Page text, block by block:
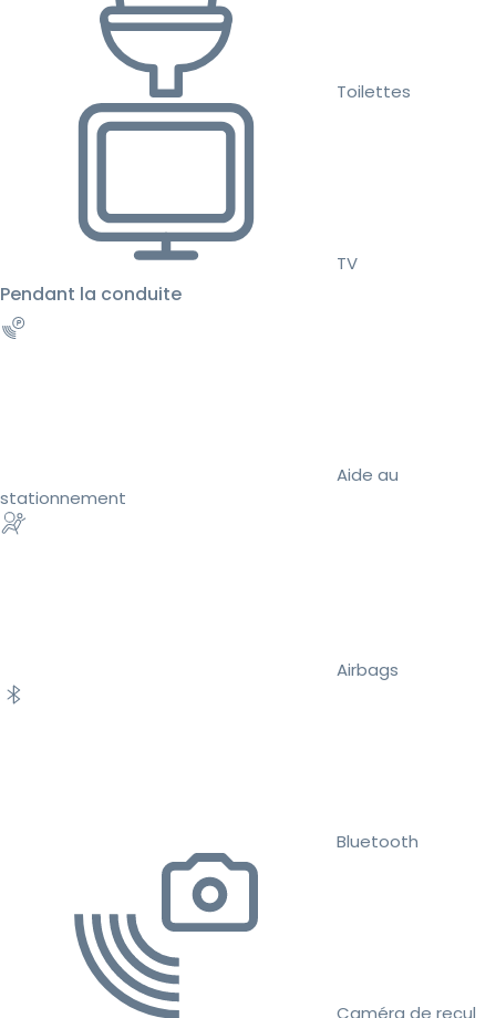
Toilettes
TV
Pendant la conduite
Aide au
stationnement
Airbags
Bluetooth
Caméra de recul